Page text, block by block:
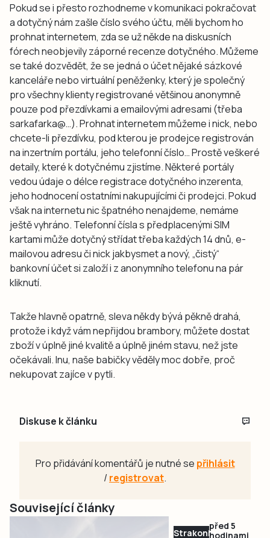
Pokud se i přesto rozhodneme v komunikaci pokračovat
a dotyčný nám zašle číslo svého účtu, měli bychom ho
prohnat internetem, zda se už někde na diskusních
fórech neobjevily záporné recenze dotyčného. Můžeme
se také dozvědět, že se jedná o účet nějaké sázkové
kanceláře nebo virtuální peněženky, který je společný
pro všechny klienty registrované většinou anonymně
pouze pod přezdívkami a emailovými adresami (třeba
sarkafarka@…). Prohnat internetem můžeme i nick, nebo
chcete-li přezdívku, pod kterou je prodejce registrován
na inzertním portálu, jeho telefonní číslo… Prostě veškeré
detaily, které k dotyčnému zjistíme. Některé portály
vedou údaje o délce registrace dotyčného inzerenta,
jeho hodnocení ostatními nakupujícími či prodejci. Pokud
však na internetu nic špatného nenajdeme, nemáme
ještě vyhráno. Telefonní čísla s předplacenými SIM
kartami může dotyčný střídat třeba každých 14 dnů, e-
mailovou adresu či nick jakbysmet a nový, „čistý“
bankovní účet si založí i z anonymního telefonu na pár
kliknutí.
Takže hlavně opatrně, sleva někdy bývá pěkně drahá,
protože i když vám nepřijdou brambory, můžete dostat
zboží v úplně jiné kvalitě a úplně jiném stavu, než jste
očekávali. Inu, naše babičky věděly moc dobře, proč
nekupovat zajíce v pytli.
Diskuse k článku
Pro přidávání komentářů je nutné se přihlásit
/registrovat.
Související články
Strakonicko
před 5
hodinami